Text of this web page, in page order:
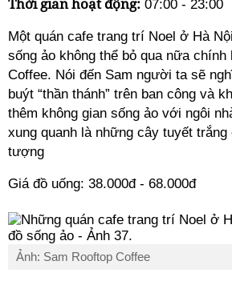
07:00 - 23:00
Một quán cafe trang trí Noel ở Hà
sống ảo không thể bỏ qua nữa chính
Coffee. Nói đến Sam người ta sẽ
buýt “thần thánh” trên ban công và
thêm không gian sống ảo với ngôi
xung quanh là những cây tuyết
tượng
Giá đồ uống: 38.000đ - 68.000đ
Ảnh: Sam Rooftop Coffee